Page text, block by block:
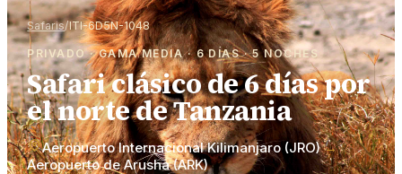
Safaris/ITI-6D5N-1048
PRIVADO · GAMA MEDIA · 6 DÍAS · 5 NOCHES
Safari clásico de 6 días por
el norte de Tanzania
Aeropuerto Internacional Kilimanjaro (JRO) →
Aeropuerto de Arusha (ARK)